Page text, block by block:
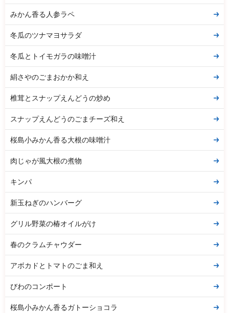
みかん香る人参ラペ
冬瓜のツナマヨサラダ
冬瓜とトイモガラの味噌汁
絹さやのごまおかか和え
椎茸とスナップえんどうの炒め
スナップえんどうのごまチーズ和え
桜島小みかん香る大根の味噌汁
肉じゃが風大根の煮物
キンパ
新玉ねぎのハンバーグ
グリル野菜の椿オイルがけ
春のクラムチャウダー
アボカドとトマトのごま和え
びわのコンポート
桜島小みかん香るガトーショコラ